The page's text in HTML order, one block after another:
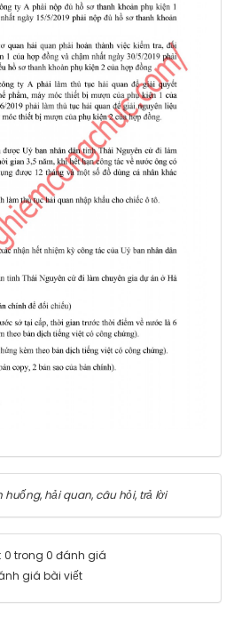
huống, hải quan, câu hỏi, trả lời
0 trong 0 đánh giá
giá bài viết